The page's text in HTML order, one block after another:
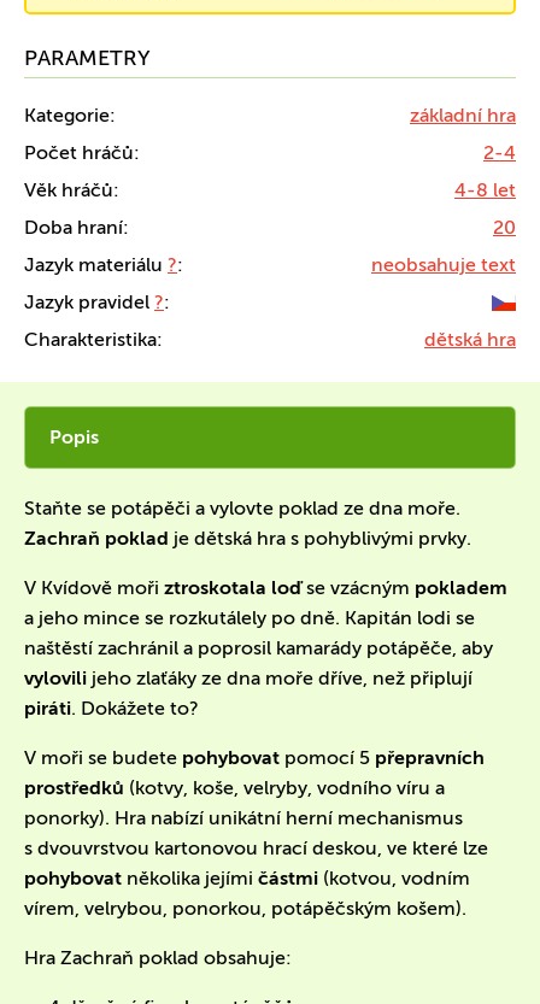
PARAMETRY
Kategorie:
základní hra
Počet hráčů:
2-4
Věk hráčů:
4-8 let
Doba hraní:
20
Jazyk materiálu ?:
neobsahuje text
Jazyk pravidel ?:
Charakteristika:
dětská hra
Popis
Staňte se potápěči a vylovte poklad ze dna moře.
Zachraň poklad je dětská hra s pohyblivými prvky.
V Kvídově moři ztroskotala loďse vzácným pokladem
a jeho mince se rozkutálely po dně. Kapitán lodi se
naštěstí zachránil a poprosil kamarády potápěče, aby
vylovili jeho zlaťáky ze dna moře dříve, než připlují
piráti. Dokážete to?
V moři se budete pohybovat pomocí 5 přepravních
prostředků (kotvy, koše, velryby, vodního víru a
ponorky). Hra nabízí unikátní herní mechanismus
s dvouvrstvou kartonovou hrací deskou, ve které lze
pohybovat několika jejími částmi (kotvou, vodním
vírem, velrybou, ponorkou, potápěčským košem).
Hra Zachraň poklad obsahuje: